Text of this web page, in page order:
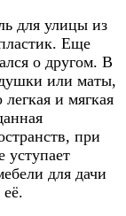
для улицы из
Еще
о другом. В
или маты,
и мягкая
при
уступает
для дачи